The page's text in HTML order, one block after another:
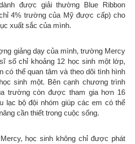
được giải thường Blue Ribbon
4% trường của Mỹ được cấp) cho
xuất sắc của mình.
giảng dạy của mình, trường Mercy
số chỉ khoảng 12 học sinh một lớp,
có thể quan tâm và theo dõi tình hình
sinh một. Bên cạnh chương trình
trường còn được tham gia hơn 16
lạc bộ đội nhóm giúp các em có thể
cần thiết trong cuộc sống.
học sinh không chỉ được phát